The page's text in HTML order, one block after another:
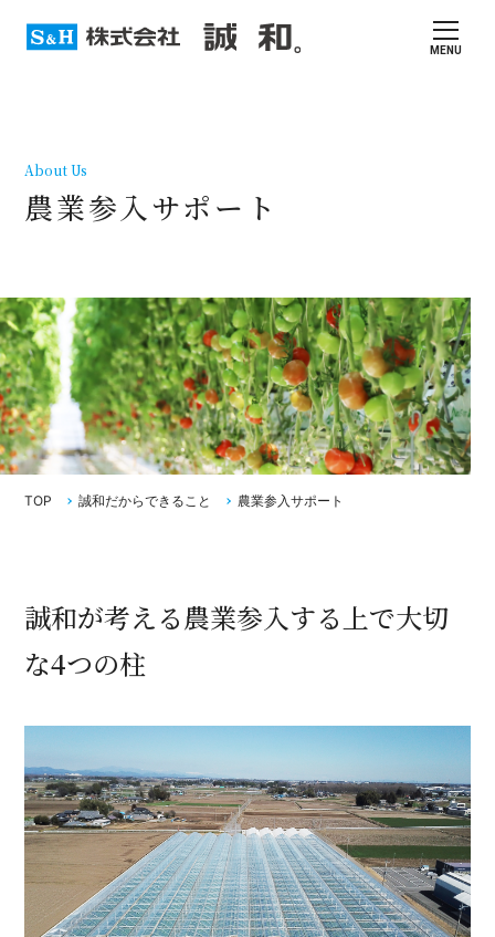
MENU
About Us
農業参入サポート
TOP 誠和だからできること 農業参入サポート
誠和が考える農業参入する上で大切
な4つの柱